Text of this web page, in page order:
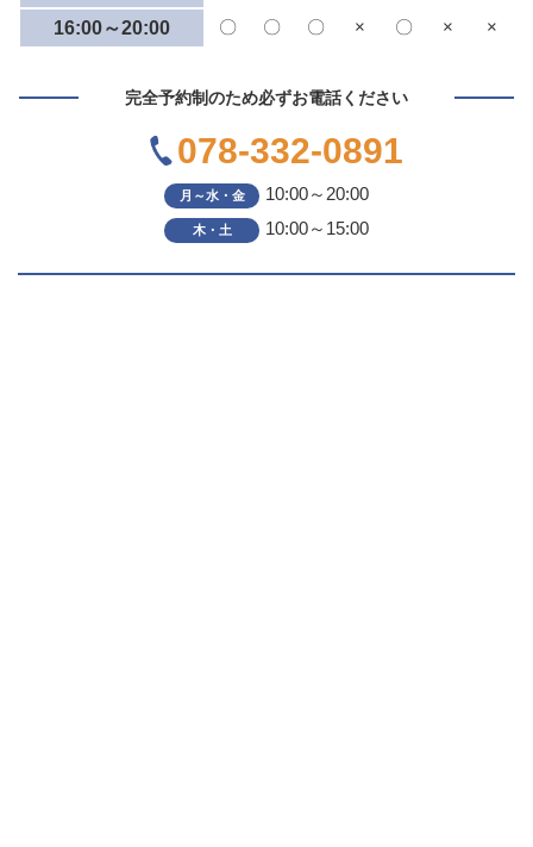
16:00～20:00
〇 〇 〇 × 〇 × ×
完全予約制のため必ずお電話ください
078-332-0891
月～水・金 10:00～20:00
木・土 10:00～15:00